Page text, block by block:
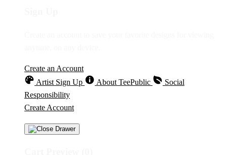
Create an Account
Artist Sign Up
About TeePublic
Social
Responsibility
Create Account